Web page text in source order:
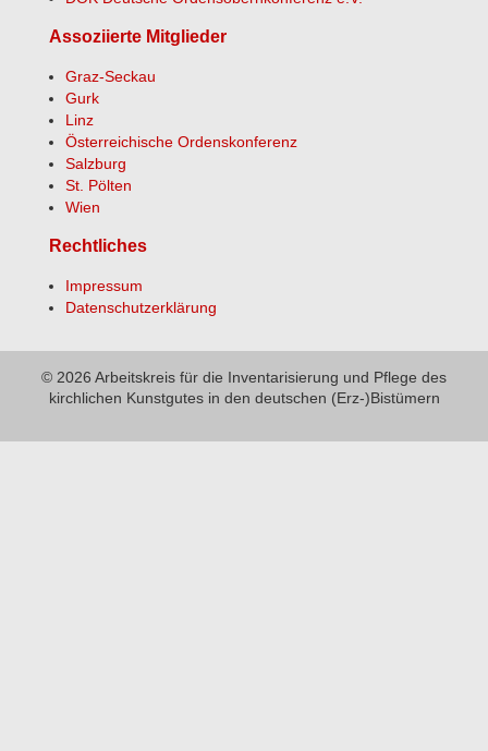
Assoziierte Mitglieder
Graz-Seckau
Gurk
Linz
Österreichische Ordenskonferenz
Salzburg
St. Pölten
Wien
Rechtliches
Impressum
Datenschutzerklärung
© 2026 Arbeitskreis für die Inventarisierung und Pflege des
kirchlichen Kunstgutes in den deutschen (Erz-)Bistümern